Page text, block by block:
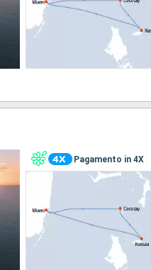
Pagamento in 4X